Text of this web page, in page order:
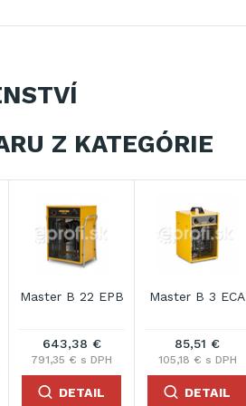
Z KATEGÓRIE
Master B 22 EPB
643,38 €
791,35 € s DPH
DETAIL
Master B 3 ECA
85,51 €
105,18 € s DPH
DETAIL